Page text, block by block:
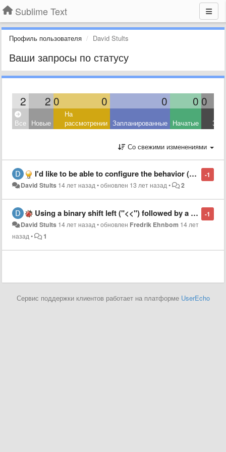
Sublime Text
Профиль пользователя David Stults
Ваши запросы по статусу
2 2 0 0 0 0 0
Все Новые
На
рассмотрении Запланированные Начатые
Со свежими изменениями
-1
I'd like to be able to configure the behavior (e.g. timeout, number of saves, whatever) of the password prompt for saving documents that require superuser privileges.
David Stults 14 лет назад•обновлен 13 лет назад• 2
-1
Using a binary shift left ("<<") followed by a left parenthesis causes Perl syntax highlighting to fail.
David Stults 14 лет назад•обновлен Fredrik Ehnbom 14 лет
назад• 1
Сервис поддержки клиентов работает на платформе UserEcho